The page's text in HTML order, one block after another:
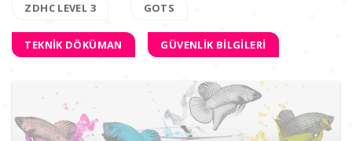
ZDHC LEVEL 3 GOTS
TEKNİK DÖKÜMAN GÜVENLİK BİLGİLERİ